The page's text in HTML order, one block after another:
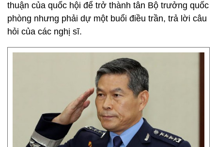
thuận của quốc hội để trở thành tân Bộ trưởng quốc
phòng nhưng phải dự một buổi điều trần, trả lời câu
hỏi của các nghị sĩ.